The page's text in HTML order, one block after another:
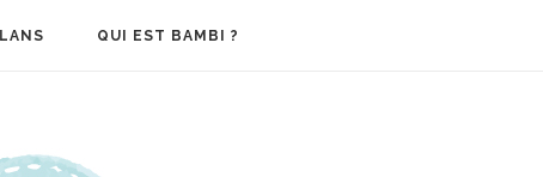
QUI EST BAMBI ?